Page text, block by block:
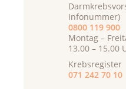
Infonummer)
0800 119 900
Montag –
13.00 – 15.00
Krebsregister
071 242 70 10